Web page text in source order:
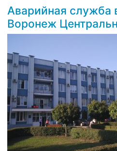
Аварийная служба
Воронеж